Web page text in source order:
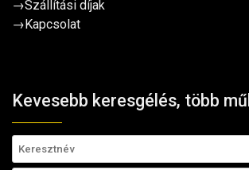
→Szállítási díjak
→ Kapcsolat
Kevesebb keresgélés, több